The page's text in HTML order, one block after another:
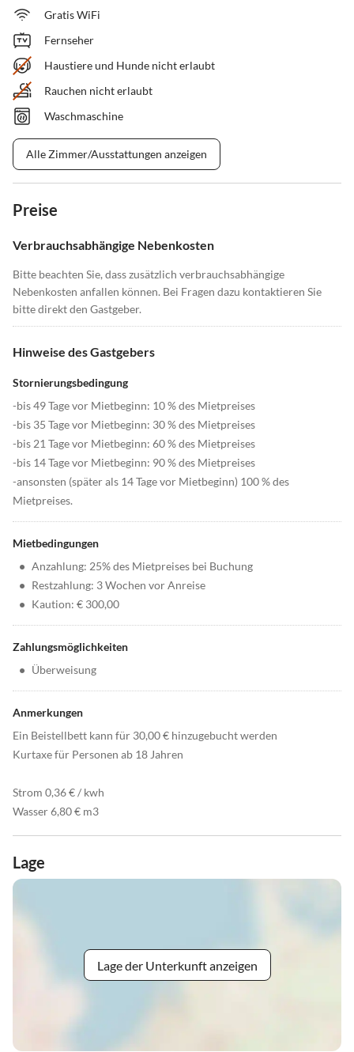
Gratis WiFi
Fernseher
Haustiere und Hunde nicht erlaubt
Rauchen nicht erlaubt
Waschmaschine
Alle Zimmer/Ausstattungen anzeigen
Preise
Verbrauchsabhängige Nebenkosten
Bitte beachten Sie, dass zusätzlich verbrauchsabhängige
Nebenkosten anfallen können. Bei Fragen dazu kontaktieren Sie
bitte direkt den Gastgeber.
Hinweise des Gastgebers
Stornierungsbedingung
-bis 49 Tage vor Mietbeginn: 10 % des Mietpreises
-bis 35 Tage vor Mietbeginn: 30 % des Mietpreises
-bis 21 Tage vor Mietbeginn: 60 % des Mietpreises
-bis 14 Tage vor Mietbeginn: 90 % des Mietpreises
-ansonsten (später als 14 Tage vor Mietbeginn) 100 % des
Mietpreises.
Mietbedingungen
• Anzahlung: 25% des Mietpreises bei Buchung
• Restzahlung: 3 Wochen vor Anreise
• Kaution: € 300,00
Zahlungsmöglichkeiten
• Überweisung
Anmerkungen
Ein Beistellbett kann für 30,00 € hinzugebucht werden
Kurtaxe für Personen ab 18 Jahren
Strom 0,36 € / kwh
Wasser 6,80 € m3
Lage
Lage der Unterkunft anzeigen